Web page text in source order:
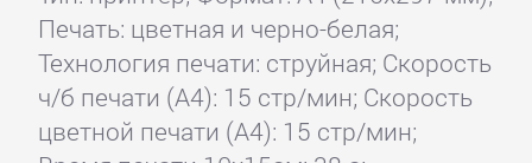
Печать: цветная и черно-белая;
Технология печати: струйная; Скорость
ч/б печати (А4): 15 стр/мин; Скорость
цветной печати (А4): 15 стр/мин;